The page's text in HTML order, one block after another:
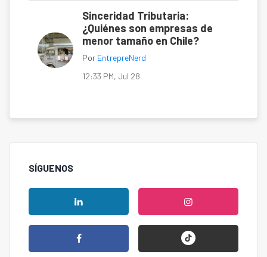
Sinceridad Tributaria:
¿Quiénes son empresas de
menor tamaño en Chile?
Por EntrepreNerd
12:33 PM, Jul 28
SÍGUENOS